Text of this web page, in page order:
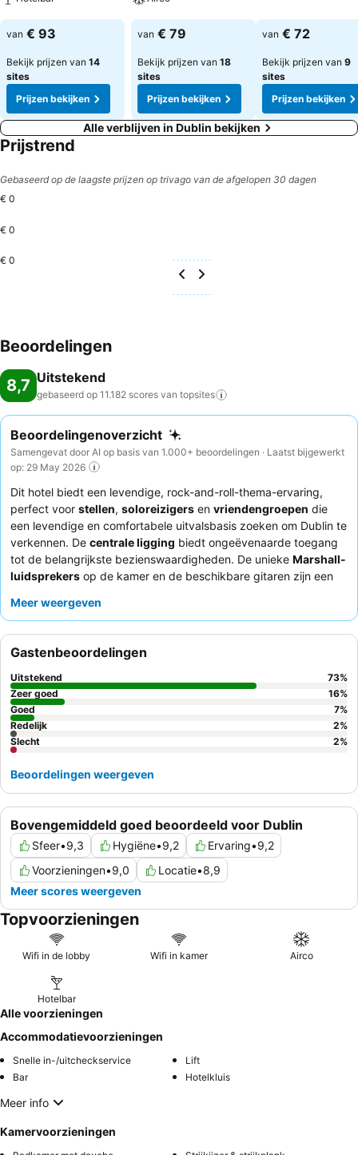
Prijzen bekijken
van € 93
Bekijk prijzen van 14
sites
Prijzen bekijken
Prijzen bekijken
van € 79
Bekijk prijzen van 18
sites
Prijzen bekijken
van € 72
Bekijk prijzen van 9
sites
Prijzen bekijken
Alle verblijven in Dublin bekijken
Prijstrend
Gebaseerd op de laagste prijzen op trivago van de afgelopen 30 dagen
€ 0
€ 0
€ 0
Beoordelingen
8,7 Uitstekend
gebaseerd op 11.182 scores van topsites
Beoordelingenoverzicht
Samengevat door AI op basis van 1.000+ beoordelingen · Laatst bijgewerkt
op: 29 May 2026
Dit hotel biedt een levendige, rock-and-roll-thema-ervaring,
perfect voor stellen, soloreizigers en vriendengroepen die
een levendige en comfortabele uitvalsbasis zoeken om Dublin te
verkennen. De centrale ligging biedt ongeëvenaarde toegang
tot de belangrijkste bezienswaardigheden. De unieke Marshall-
luidsprekers op de kamer en de beschikbare gitaren zijn een
consequent hetvriendelijke en behulpzame personeel
een rustigere ervaring kunt u overwegen een kamer te vragen
die niet aan de straatkant ligt.
Meer weergeven
Bovengemiddeld goed beoordeeld voor Dublin
Sfeer•9,3 Hygiëne•9,2 Ervaring•9,2
Voorzieningen•9,0 Locatie•8,9
Meer scores weergeven
Gastenbeoordelingen
Uitstekend 73%
Zeer goed
16%
Goed
7%
Redelijk
2%
Slecht
2%
Beoordelingen weergeven
Topvoorzieningen
Wifi in de lobby Wifi in kamer Airco
Hotelbar
Alle voorzieningen
Accommodatievoorzieningen
Snelle in-/uitcheckservice
Lift
Bar
Hotelkluis
Meer info
Kamervoorzieningen